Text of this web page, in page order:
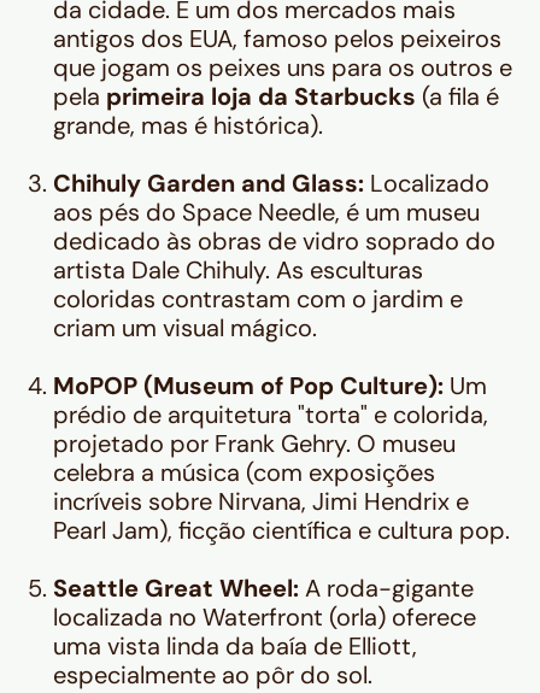
da cidade. É um dos mercados mais
antigos dos EUA, famoso pelos peixeiros
que jogam os peixes uns para os outros e
pela primeira loja da Starbucks (a fila é
grande, mas é histórica).
Chihuly Garden and Glass: Localizado
aos pés do Space Needle, é um museu
dedicado às obras de vidro soprado do
artista Dale Chihuly. As esculturas
coloridas contrastam com o jardim e
criam um visual mágico.
MoPOP (Museum of Pop Culture): Um
prédio de arquitetura "torta" e colorida,
projetado por Frank Gehry. O museu
celebra a música (com exposições
incríveis sobre Nirvana, Jimi Hendrix e
Pearl Jam), ficção científica e cultura pop.
Seattle Great Wheel:A roda-gigante
localizada no Waterfront (orla) oferece
uma vista linda da baía de Elliott,
especialmente ao pôr do sol.